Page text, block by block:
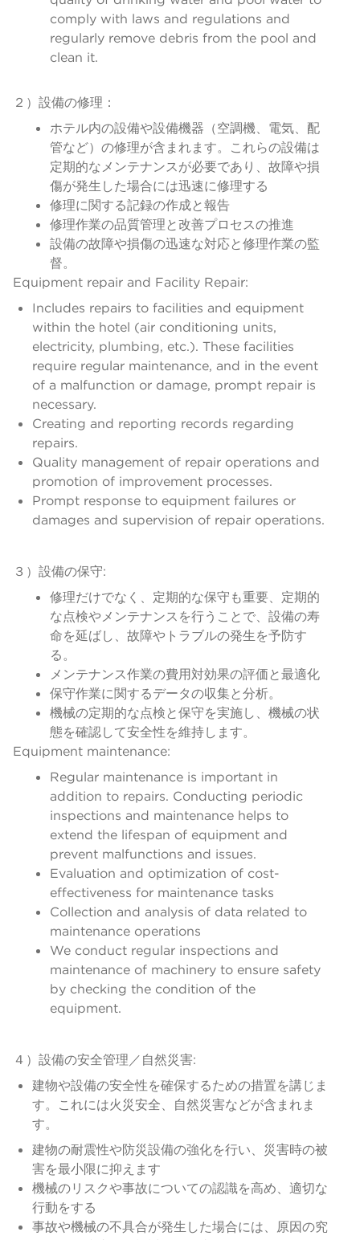
comply with laws and regulations and
regularly remove debris from the pool and
clean it.
２）設備の修理：
ホテル内の設備や設備機器（空調機、電気、配
管など）の修理が含まれます。これらの設備は
定期的なメンテナンスが必要であり、故障や損
傷が発生した場合には迅速に修理する
修理に関する記録の作成と報告
修理作業の品質管理と改善プロセスの推進
設備の故障や損傷の迅速な対応と修理作業の監
督。
Equipment repair and Facility Repair:
Includes repairs to facilities and equipment
within the hotel (air conditioning units,
electricity, plumbing, etc.). These facilities
require regular maintenance, and in the event
of a malfunction or damage, prompt repair is
necessary.
Creating and reporting records regarding
repairs.
Quality management of repair operations and
promotion of improvement processes.
Prompt response to equipment failures or
damages and supervision of repair operations.
３）設備の保守:
修理だけでなく、定期的な保守も重要、定期的
な点検やメンテナンスを行うことで、設備の寿
命を延ばし、故障やトラブルの発生を予防す
る。
メンテナンス作業の費用対効果の評価と最適化
保守作業に関するデータの収集と分析。
機械の定期的な点検と保守を実施し、機械の状
態を確認して安全性を維持します。
Equipment maintenance:
Regular maintenance is important in
addition to repairs. Conducting periodic
inspections and maintenance helps to
extend the lifespan of equipment and
prevent malfunctions and issues.
Evaluation and optimization of cost-
effectiveness for maintenance tasks
Collection and analysis of data related to
maintenance operations
We conduct regular inspections and
maintenance of machinery to ensure safety
by checking the condition of the
equipment.
４）設備の安全管理／自然災害:
建物や設備の安全性を確保するための措置を講じま
す。これには火災安全、自然災害などが含まれま
す。
建物の耐震性や防災設備の強化を行い、災害時の被
害を最小限に抑えます
機械のリスクや事故についての認識を高め、適切な
行動をする
事故や機械の不具合が発生した場合には、原因の究